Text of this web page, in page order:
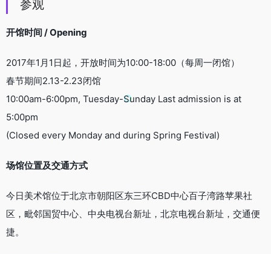
参观
开馆时间 / Opening
2017年1月1日起，开放时间为10:00-18:00（每周一闭馆）
春节期间2.13-2.23闭馆
10:00am-6:00pm, Tuesday-Sunday Last admission is at
5:00pm
(Closed every Monday and during Spring Festival)
场馆位置及交通方式
今日美术馆位于北京市朝阳区东三环CBD中心百子湾路苹果社
区，毗邻国贸中心、中央电视台新址，北京电视台新址，交通便
捷。